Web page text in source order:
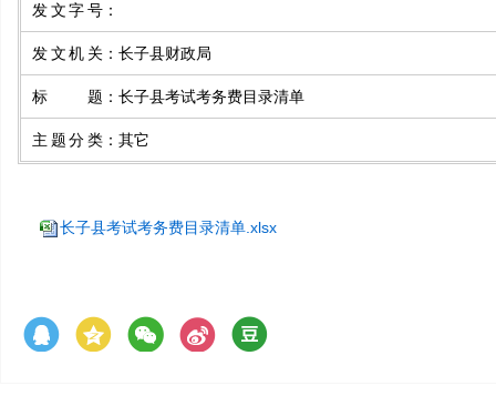
发文字号 ：
发文机关 ： 长子县财政局
标题 ： ​长子县考试考务费目录清单
主题分类 ： 其它
长子县考试考务费目录清单.xlsx